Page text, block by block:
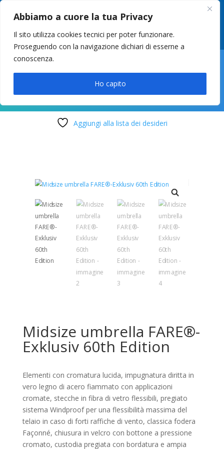
Abbiamo a cuore la tua Privacy
Il sito utilizza cookies tecnici per poter funzionare.
Proseguendo con la navigazione dichiari di esserne a
conoscenza.
Ho capito
049 8627946 –info@cstosetto.it
LUN-VEN 9-12 / 14:30-17
Aggiungi alla lista dei desideri
Midsize umbrella FARE®-
Exklusiv 60th Edition
Elementi con cromatura lucida, impugnatura diritta in
vero legno di acero fiammato con applicazioni
cromate, stecche in fibra di vetro flessibili, pregiato
sistema Windproof per una flessibilità massima del
telaio in caso di forti raffiche di vento, classica fodera
Façonné, chiusura in velcro con bottone a pressione
cromato, custodia pregiata con bordatura e ampia